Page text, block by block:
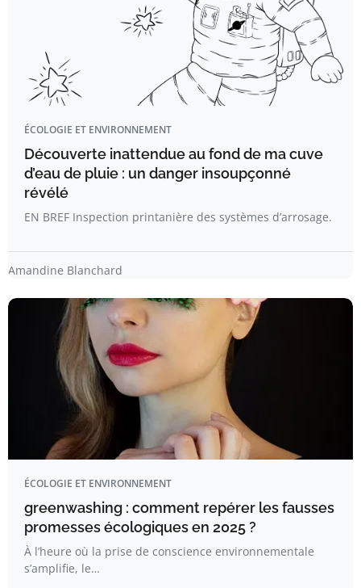
ÉCOLOGIE ET ENVIRONNEMENT
Découverte inattendue au fond de ma cuve
d’eau de pluie : un danger insoupçonné
révélé
EN BREF Inspection printanière des systèmes d’arrosage.
Amandine Blanchard
ÉCOLOGIE ET ENVIRONNEMENT
greenwashing : comment repérer les fausses
promesses écologiques en 2025 ?
À l’heure où la prise de conscience environnementale
s’amplifie, le…